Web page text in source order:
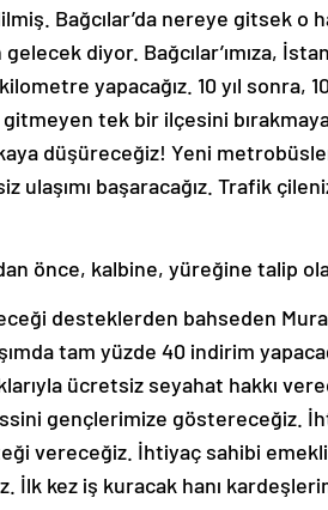
Bağcılar’da nereye gitsek o
diyor. Bağcılar’ımıza,
yapacağız. 10 yıl sonra,
tek bir ilçesini
düşüreceğiz! Yeni
ulaşımı başaracağız. Trafik
önce, kalbine, yüreğine talip
desteklerden bahseden
tam yüzde 40 indirim
ücretsiz seyahat hakkı
gençlerimize göstereceğiz.
vereceğiz. İhtiyaç sahibi
İlk kez iş kuracak hanı